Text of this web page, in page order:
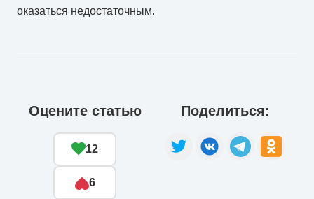
оказаться недостаточным.
Оцените статью
12
6
Поделиться: